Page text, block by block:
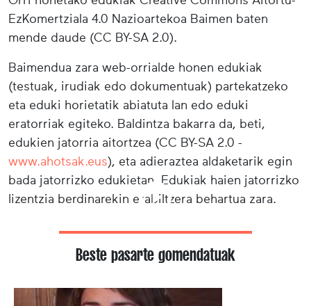
EzKomertziala 4.0 Nazioartekoa Baimen baten
mende daude (CC BY-SA 2.0).
Baimendua zara web-orrialde honen edukiak
(testuak, irudiak edo dokumentuak) partekatzeko
eta eduki horietatik abiatuta lan edo eduki
eratorriak egiteko. Baldintza bakarra da, beti,
edukien jatorria aitortzea (CC BY-SA 2.0 -
www.ahotsak.eus), eta adieraztea aldaketarik egin
bada jatorrizko edukietan. Edukiak haien jatorrizko
lizentzia berdinarekin erabiltzera behartua zara.
Beste pasarte gomendatuak